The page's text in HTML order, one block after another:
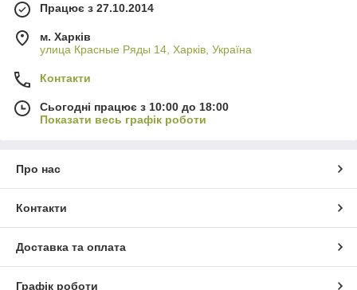
Працює з 27.10.2014
м. Харків
улица Красные Ряды 14, Харків, Україна
Контакти
Сьогодні працює з 10:00 до 18:00
Показати весь графік роботи
Про нас
Контакти
Доставка та оплата
Графік роботи